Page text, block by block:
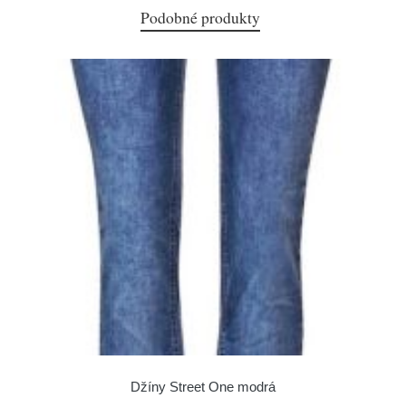
Podobné produkty
Džíny Street One modrá